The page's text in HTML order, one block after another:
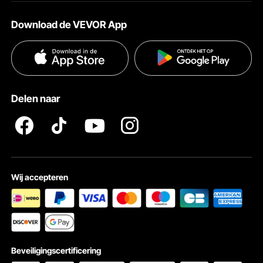
Stevig gat & hoorn
Hulp en veelgestelde vragen
Voorwaarden van de dienst
Privacybeleid
Download de VEVOR App
Delen naar
Wij accepteren
Beveiligingscertificering